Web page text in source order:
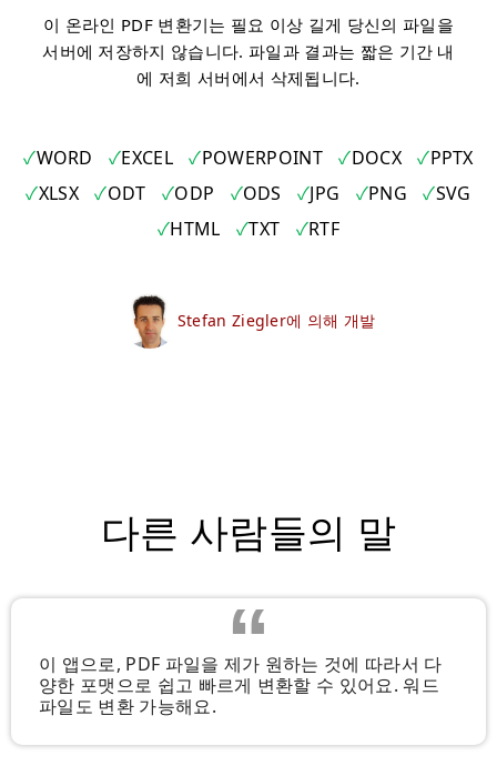
이 온라인 PDF 변환기는 필요 이상 길게 당신의 파일을
서버에 저장하지 않습니다. 파일과 결과는 짧은 기간 내
에 저희 서버에서 삭제됩니다.
WORD EXCEL POWERPOINT DOCX
PPTX
XLSX
ODT ODP ODS JPG PNG
SVG
HTML
TXT RTF
Stefan Ziegler에 의해 개발
다른 사람들의 말
이 앱으로, PDF 파일을 제가 원하는 것에 따라서 다
양한 포맷으로 쉽고 빠르게 변환할 수 있어요. 워드
파일도 변환 가능해요.